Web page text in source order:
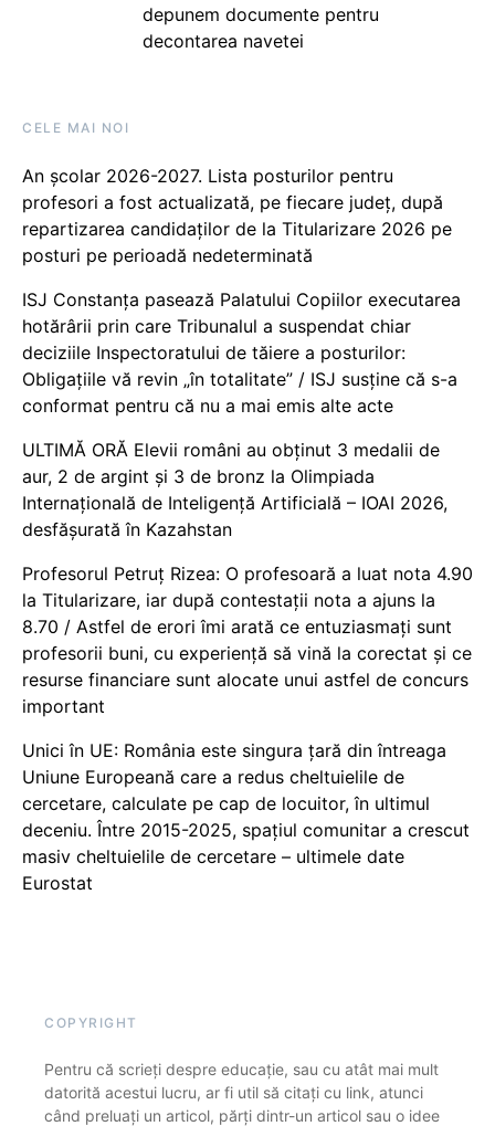
depunem documente pentru
decontarea navetei
CELE MAI NOI
An școlar 2026-2027. Lista posturilor pentru
profesori a fost actualizată, pe fiecare județ, după
repartizarea candidaților de la Titularizare 2026 pe
posturi pe perioadă nedeterminată
ISJ Constanța pasează Palatului Copiilor executarea
hotărârii prin care Tribunalul a suspendat chiar
deciziile Inspectoratului de tăiere a posturilor:
Obligațiile vă revin „în totalitate” / ISJ susține că s-a
conformat pentru că nu a mai emis alte acte
ULTIMĂ ORĂ Elevii români au obținut 3 medalii de
aur, 2 de argint și 3 de bronz la Olimpiada
Internațională de Inteligență Artificială – IOAI 2026,
desfășurată în Kazahstan
Profesorul Petruț Rizea: O profesoară a luat nota 4.90
la Titularizare, iar după contestații nota a ajuns la
8.70 / Astfel de erori îmi arată ce entuziasmați sunt
profesorii buni, cu experiență să vină la corectat și ce
resurse financiare sunt alocate unui astfel de concurs
important
Unici în UE: România este singura țară din întreaga
Uniune Europeană care a redus cheltuielile de
cercetare, calculate pe cap de locuitor, în ultimul
deceniu. Între 2015-2025, spațiul comunitar a crescut
masiv cheltuielile de cercetare – ultimele date
Eurostat
COPYRIGHT
Pentru că scrieți despre educație, sau cu atât mai mult
datorită acestui lucru, ar fi util să citați cu link, atunci
când preluați un articol, părți dintr-un articol sau o idee